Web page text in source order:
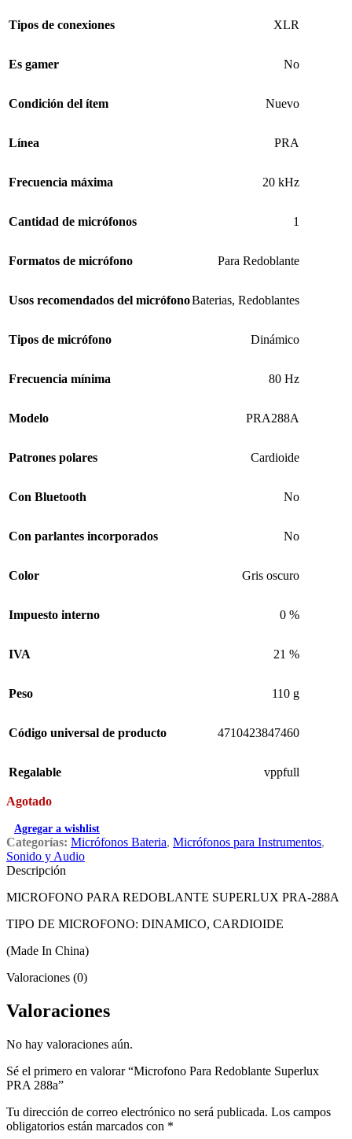
Tipos de conexiones XLR
Es gamer No
Condición del ítem Nuevo
Línea PRA
Frecuencia máxima 20 kHz
Cantidad de micrófonos 1
Formatos de micrófono Para Redoblante
Usos recomendados del micrófonoBaterias, Redoblantes
Tipos de micrófono Dinámico
Frecuencia mínima 80 Hz
Modelo PRA288A
Patrones polares Cardioide
Con Bluetooth No
Con parlantes incorporados No
Color Gris oscuro
Impuesto interno 0 %
IVA 21 %
Peso 110 g
Código universal de producto 4710423847460
Regalable vppfull
Agotado
Agregar a wishlist
Categorías: Micrófonos Bateria, Micrófonos para Instrumentos,
Sonido y Audio
Descripción
MICROFONO PARA REDOBLANTE SUPERLUX PRA-288A
TIPO DE MICROFONO: DINAMICO, CARDIOIDE
(Made In China)
Valoraciones (0)
Valoraciones
No hay valoraciones aún.
Sé el primero en valorar “Microfono Para Redoblante Superlux
PRA 288a”
Tu dirección de correo electrónico no será publicada. Los campos
obligatorios están marcados con *